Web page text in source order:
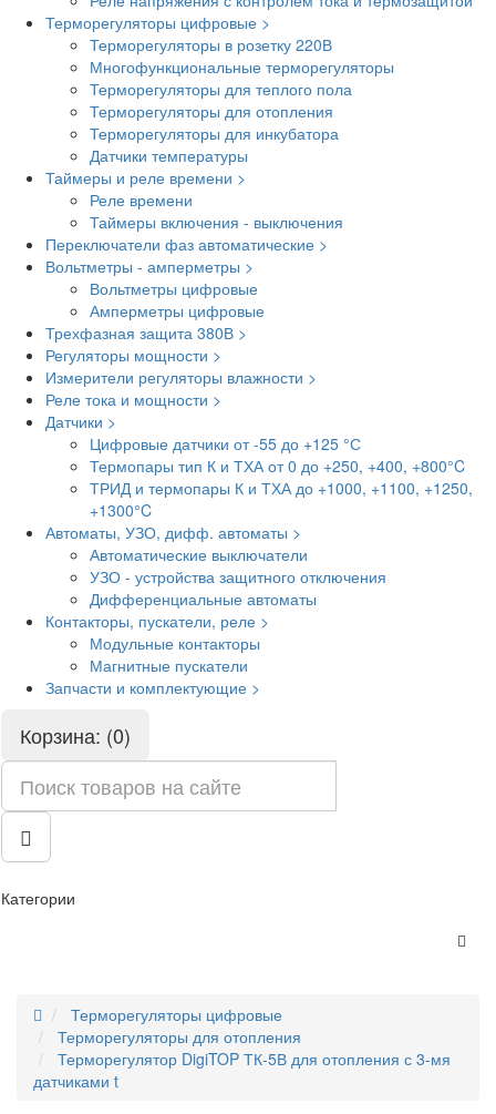
Терморегуляторы цифровые >
Терморегуляторы в розетку 220В
Многофункциональные терморегуляторы
Терморегуляторы для теплого пола
Терморегуляторы для отопления
Терморегуляторы для инкубатора
Датчики температуры
Таймеры и реле времени >
Реле времени
Таймеры включения - выключения
Переключатели фаз автоматические >
Вольтметры - амперметры >
Вольтметры цифровые
Амперметры цифровые
Трехфазная защита 380В >
Регуляторы мощности >
Измерители регуляторы влажности >
Реле тока и мощности >
Датчики >
Цифровые датчики от -55 до +125 °С
Термопары тип К и ТХА от 0 до +250, +400, +800°C
ТРИД и термопары К и ТХА до +1000, +1100, +1250,
+1300°C
Автоматы, УЗО, дифф. автоматы >
Автоматические выключатели
УЗО - устройства защитного отключения
Дифференциальные автоматы
Контакторы, пускатели, реле >
Модульные контакторы
Магнитные пускатели
Запчасти и комплектующие >
Корзина: (0)
Категории
Терморегуляторы цифровые
Терморегуляторы для отопления
Терморегулятор DigiTOP ТК-5В для отопления с 3-мя
датчиками t